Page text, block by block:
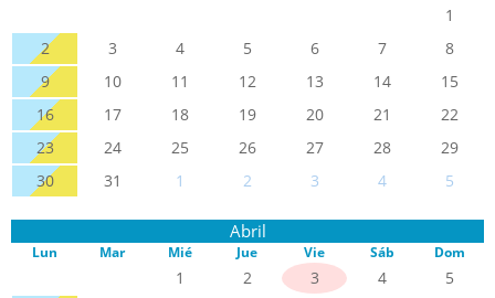
1
2
3 4 5 6 7
8
9
10 11 12 13 14
15
16
17 18 19 20 21
22
23
24 25 26 27 28
29
30
31 1 2 3 4 5
Abril
Lun Mar Mié Jue Vie Sáb Dom
1 2 3 4
5